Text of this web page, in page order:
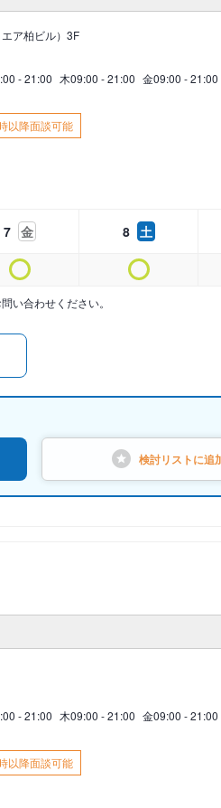
ア柏ビル）3F
- 21:00 木09:00 - 21:00 金09:00 - 21:00
以降面談可能
7 金 8 土
い合わせください。
検討リストに追
- 21:00 木09:00 - 21:00 金09:00 - 21:00
以降面談可能